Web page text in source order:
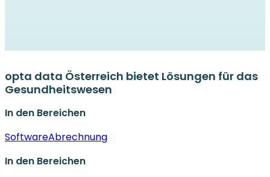
opta data Österreich bietet Lösungen für das
Gesundheitswesen
In den Bereichen
SoftwareAbrechnung
In den Bereichen